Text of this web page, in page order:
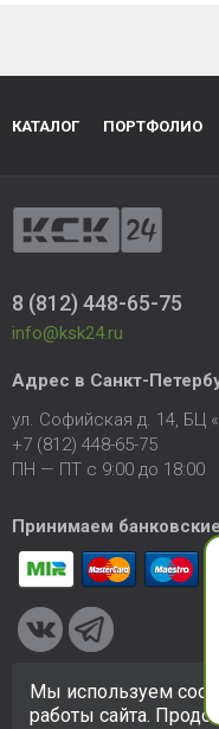
КАТАЛОГ ПОРТФОЛИО
8 (812) 448-65-75
info@ksk24.ru
Адрес в Санкт-
ул. Софийская д. 14, БЦ
+7 (812) 448-65-75
ПН — ПТ с 9:00 до 18:00
Принимаем
© 2005-2026 ООО «КСК».
исключительно в
Мы используем
работы сайта.